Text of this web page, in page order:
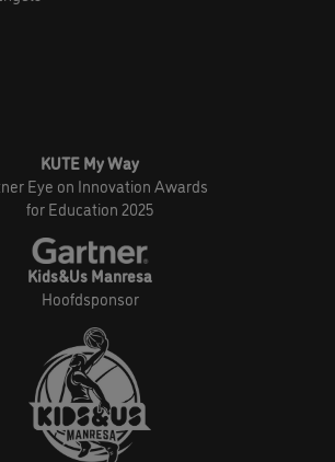
KUTE My Way
Eye on Innovation Awards
for Education 2025
Kids&Us Manresa
Hoofdsponsor